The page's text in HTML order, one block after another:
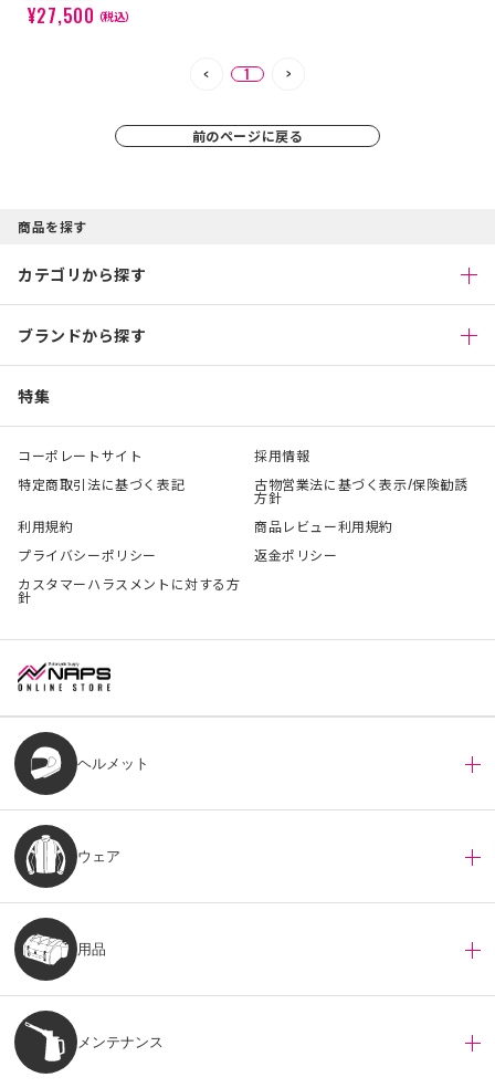
¥27,500（税込）
1
前のページに戻る
商品を探す
カテゴリから探す
ブランドから探す
特集
コーポレートサイト
採用情報
特定商取引法に基づく表記
古物営業法に基づく表示/保険勧誘
方針
利用規約
商品レビュー利用規約
プライバシーポリシー
返金ポリシー
カスタマーハラスメントに対する方
針
ヘルメット
ウェア
用品
メンテナンス